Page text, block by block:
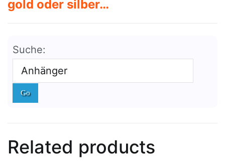
gold oder silber…
Suche:
Related products